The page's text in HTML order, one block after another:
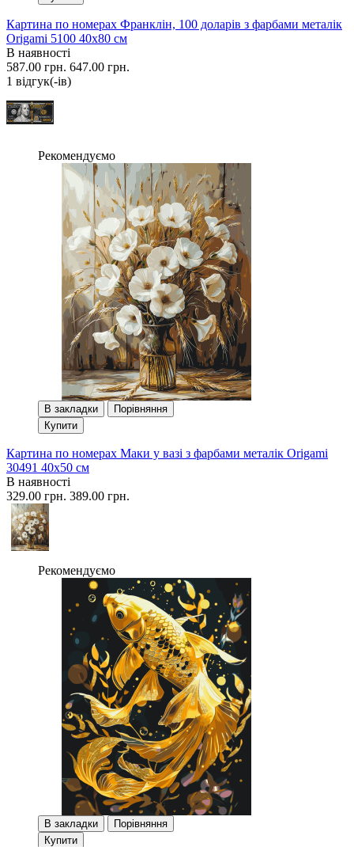
Картина по номерах Франклін, 100 доларів з фарбами металік
Origami 5100 40x80 см
В наявності
587.00 грн. 647.00 грн.
1 вiдгук(-iв)
Рекомендуємо
В закладки
Порівняння
Купити
Картина по номерах Маки у вазі з фарбами металік Origami
30491 40x50 см
В наявності
329.00 грн. 389.00 грн.
Рекомендуємо
В закладки
Порівняння
Купити